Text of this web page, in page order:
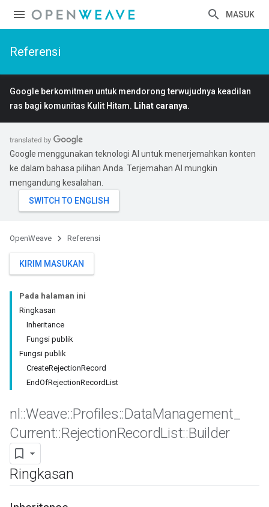
MASUK
Referensi
Google berkomitmen untuk mendorong terwujudnya keadilan
ras bagi komunitas Kulit Hitam. Lihat caranya.
Google menggunakan teknologi AI untuk menerjemahkan konten
ke dalam bahasa pilihan Anda. Terjemahan AI mungkin
mengandung kesalahan.
OpenWeave Referensi
KIRIM MASUKAN
Pada halaman ini
Ringkasan
Inheritance
Fungsi publik
Fungsi publik
CreateRejectionRecord
EndOfRejectionRecordList
nl ::Weave::Profiles::DataManagement
Current::RejectionRecordList::Builder
Ringkasan